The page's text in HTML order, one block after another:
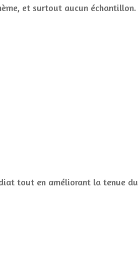
et surtout aucun échantillon.
tout en améliorant la tenue du